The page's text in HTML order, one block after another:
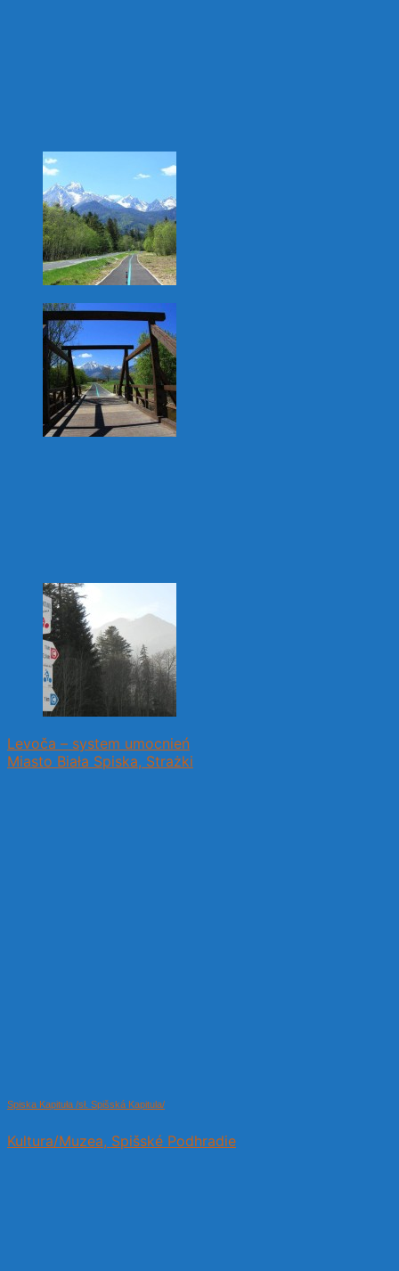
Levoča – system umocnień
Miasto Biała Spiska, Strażki
Spiska Kapituła /sł. Spišská Kapitula/
Kultura/Muzea, Spišské Podhradie